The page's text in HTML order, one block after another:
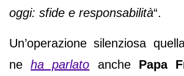
oggi: sfide e responsabilità“.
Un’operazione silenziosa
neha parlato anche Papa